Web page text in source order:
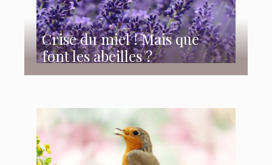
Crise du miel ! Mais que
font les abeilles ?